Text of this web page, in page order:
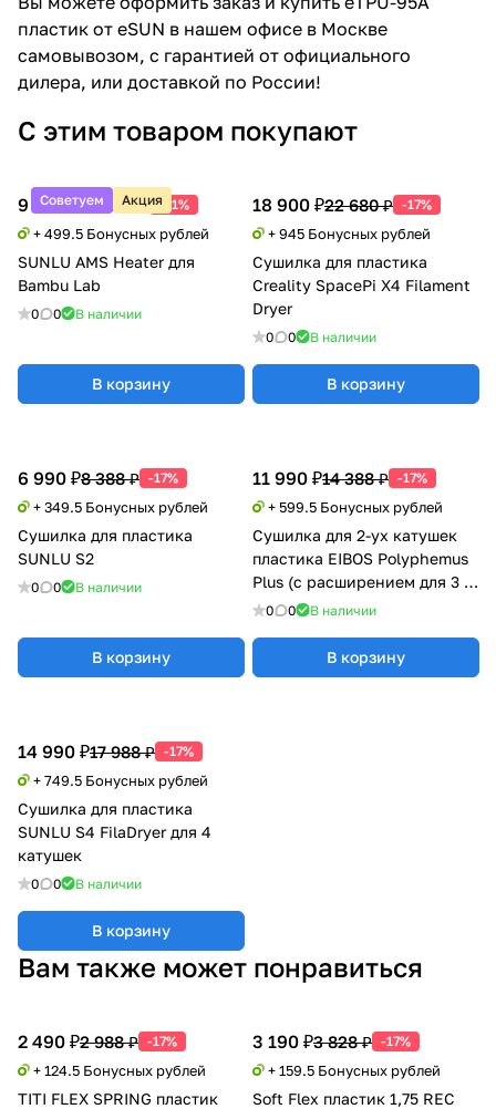
пластик от eSUN в нашем офисе в Москве
самовывозом, с гарантией от официального
дилера, или доставкой по России!
С этим товаром покупают
Советуем Акция
9 990 ₽20 388 ₽ -51%
+ 499.5 Бонусных рублей
SUNLU AMS Heater для
Bambu Lab
0 0 В наличии
В корзину
18 900 ₽22 680 ₽ -17%
+ 945 Бонусных рублей
Сушилка для пластика
Creality SpacePi X4 Filament
Dryer
0 0 В наличии
В корзину
6 990 ₽8 388 ₽ -17%
+ 349.5 Бонусных рублей
Сушилка для пластика
SUNLU S2
0 0 В наличии
В корзину
11 990 ₽14 388 ₽ -17%
+ 599.5 Бонусных рублей
Сушилка для 2-ух катушек
пластика EIBOS Polyphemus
Plus (с расширением для 3 кг
катушки)
0 0 В наличии
В корзину
14 990 ₽17 988 ₽ -17%
+ 749.5 Бонусных рублей
Сушилка для пластика
SUNLU S4 FilaDryer для 4
катушек
0 0 В наличии
В корзину
Вам также может понравиться
2 490 ₽2 988 ₽ -17%
+ 124.5 Бонусных рублей
TITI FLEX SPRING пластик
3 190 ₽3 828 ₽ -17%
+ 159.5 Бонусных рублей
Soft Flex пластик 1,75 REC